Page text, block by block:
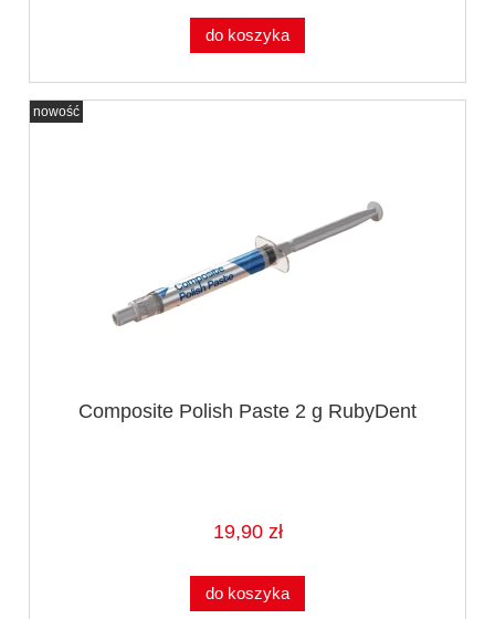
do koszyka
Composite Polish Paste 2 g RubyDent
19,90 zł
do koszyka
nowość